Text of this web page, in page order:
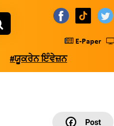
E-Paper
#ਯੂਕਰੇਨ ਇੰਵੇਜ਼ਨ